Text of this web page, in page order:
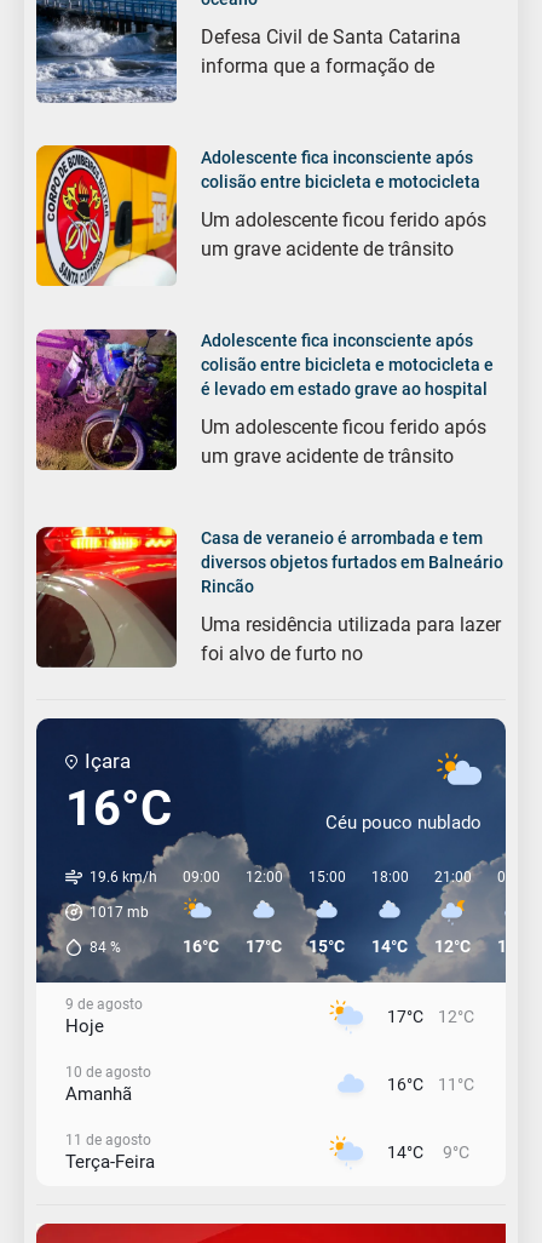
Defesa Civil de Santa Catarina
informa que a formação de
Adolescente fica inconsciente após
colisão entre bicicleta e motocicleta
Um adolescente ficou ferido após
um grave acidente de trânsito
Adolescente fica inconsciente após
colisão entre bicicleta e motocicleta e
é levado em estado grave ao hospital
Um adolescente ficou ferido após
um grave acidente de trânsito
Casa de veraneio é arrombada e tem
diversos objetos furtados em Balneário
Rincão
Uma residência utilizada para lazer
foi alvo de furto no
Içara
16°C Céu pouco nublado
19.6 km/h
1017 mb
84 %
09:00
16°C
12:00
17°C
15:00
15°C
18:00
14°C
21:00
12°C
00:00
12°C
9 de agosto
Hoje 17°C 12°C
10 de agosto
Amanhã 16°C 11°C
11 de agosto
Terça-Feira 14°C 9°C
Quarta-Feira 13°C 11°C